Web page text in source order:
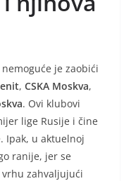
je zaobići
, CSKA Moskva,
. Ovi klubovi
lige Rusije i čine
Ipak, u aktuelnoj
ranije, jer se
zahvaljujući